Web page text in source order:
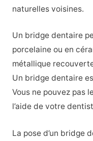
naturelles voisines.
Un bridge dentaire
porcelaine ou en
métallique
Un bridge dentaire
Vous ne pouvez pas
l’aide de votre
La pose d’un bridge